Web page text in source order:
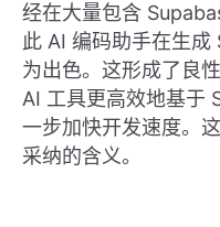
经在大量包含
此 AI 编码助手在生
为出色。这形成了良
AI 工具更高效地基于
一步加快开发速度。
采纳的含义。